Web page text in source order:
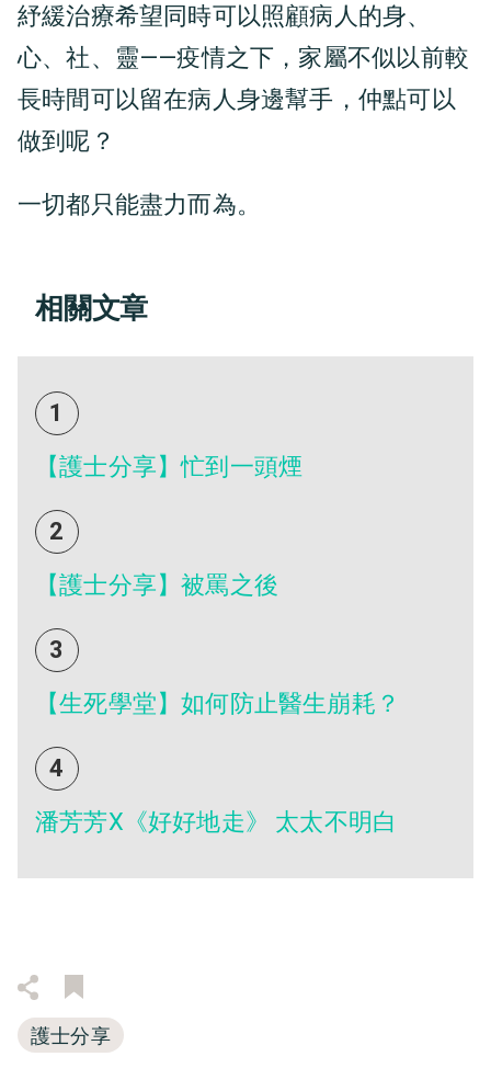
紓緩治療希望同時可以照顧病人的身、
心、社、靈——疫情之下，家屬不似以前較
長時間可以留在病人身邊幫手，仲點可以
做到呢？
一切都只能盡力而為。
相關文章
1
【護士分享】忙到一頭煙
2
【護士分享】被罵之後
3
【生死學堂】如何防止醫生崩耗？
4
潘芳芳X《好好地走》 太太不明白
護士分享